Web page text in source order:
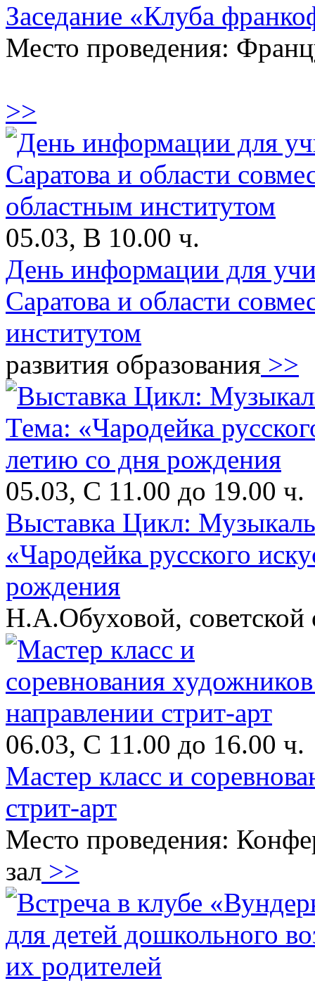
Заседание «Клуба
Место проведения:
>>
05.03, В 10.00 ч.
День информации для
Саратова и области
институтом
развития образования >>
05.03, С 11.00 до 19.00 ч.
Выставка Цикл:
«Чародейка русского
рождения
Н.А.Обуховой,
06.03, С 11.00 до 16.00 ч.
Мастер класс и
стрит-арт
Место проведения:
зал >>